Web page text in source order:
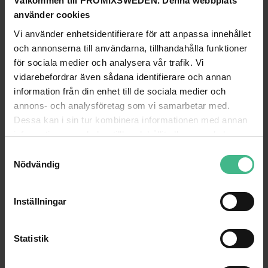
använder cookies
Vi använder enhetsidentifierare för att anpassa innehållet
och annonserna till användarna, tillhandahålla funktioner
för sociala medier och analysera vår trafik. Vi
vidarebefordrar även sådana identifierare och annan
information från din enhet till de sociala medier och
annons- och analysföretag som vi samarbetar med.
Dessa kan i sin tur kombinera informationen med annan
information som du har tillhandahållit eller som de har
Nödvändig
Inställningar
Statistik
GÅ TILL PRODUKT
ANDRA KUNDER KÖPTE OCKSÅ
DIMAVERY AC-303 KLASSISK GITARR 3/4, ROSA